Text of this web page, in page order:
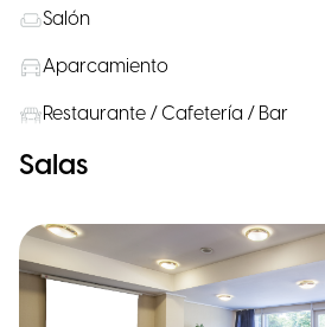
Salón
Aparcamiento
Restaurante / Cafetería / Bar
Salas